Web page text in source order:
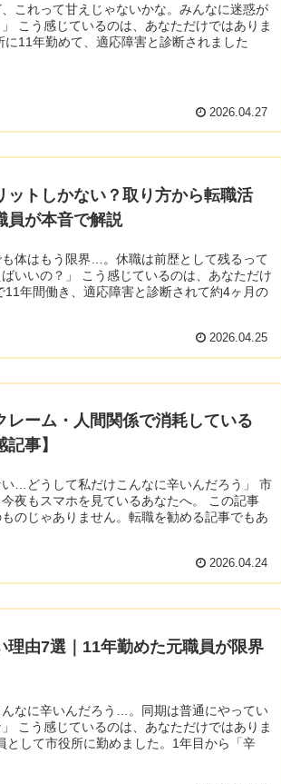
これって甘えじゃないかな。みんなに迷惑が
こう感じているのは、あなただけではありま
11年勤めて、適応障害と診断されました
2026.04.27
ットしかない？取り方から転職活
員が本音で解説
も体はもう限界…。休職は前歴として残るって
いいの？」 こう感じているのは、あなただけ
年間働き、適応障害と診断されて約4ヶ月の
2026.04.25
ーム・人間関係で消耗している
事】
い…どうして私だけこんなに辛いんだろう」 市
夜もスマホを見ているあなたへ。 この記事
のじゃありません。転職を勧める記事でもあ
2026.04.24
理由7選｜11年勤めた元職員が限界
んなに辛いんだろう…。同期は普通にやってい
こう感じているのは、あなただけではありま
として市役所に勤めました。1年目から「辛